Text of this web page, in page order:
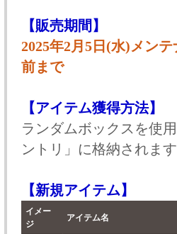
【販売期間】
2025年2月5日(水)メン
前まで
【アイテム獲得方法】
ランダムボックスを使
ントリ」に格納されま
【新規アイテム】
イメー
ジ
アイテム名